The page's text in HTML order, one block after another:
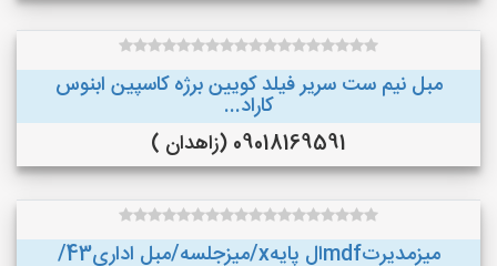
مبل نیم ست سریر فیلد کویین برژه کاسپین ابنوس
کاراد...
09018169591 (زاهدان )
میزمدیرتmdfال پایهx/میزجلسه/مبل اداری43/